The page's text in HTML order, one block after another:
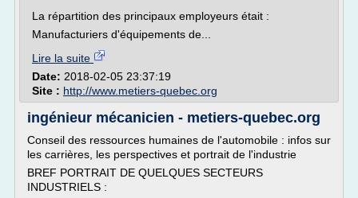
La répartition des principaux employeurs était :
Manufacturiers d'équipements de...
Lire la suite
Date: 2018-02-05 23:37:19
Site : http://www.metiers-quebec.org
ingénieur mécanicien - metiers-quebec.org
Conseil des ressources humaines de l'automobile : infos sur
les carrières, les perspectives et portrait de l'industrie
BREF PORTRAIT DE QUELQUES SECTEURS
INDUSTRIELS :